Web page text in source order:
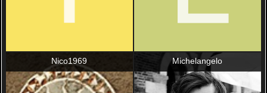
Nico1969 Michelangelo